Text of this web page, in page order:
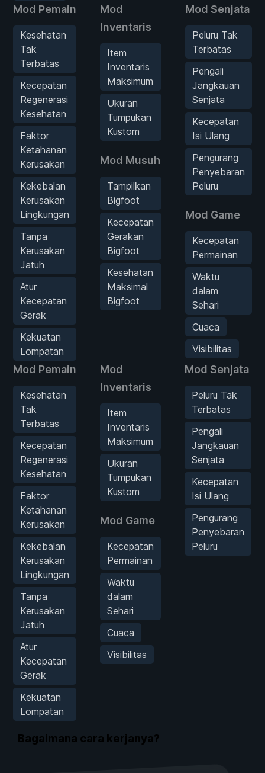
Mod Pemain
Kesehatan
Tak
Terbatas
Kecepatan
Regenerasi
Kesehatan
Faktor
Ketahanan
Kerusakan
Kekebalan
Kerusakan
Lingkungan
Tanpa
Kerusakan
Jatuh
Atur
Kecepatan
Gerak
Kekuatan
Lompatan
Mod
Inventaris
Item
Inventaris
Maksimum
Ukuran
Tumpukan
Kustom
Mod Musuh
Tampilkan
Bigfoot
Kecepatan
Gerakan
Bigfoot
Kesehatan
Maksimal
Bigfoot
Mod Senjata
Peluru Tak
Terbatas
Pengali
Jangkauan
Senjata
Kecepatan
Isi Ulang
Pengurang
Penyebaran
Peluru
Mod Game
Kecepatan
Permainan
Waktu
dalam
Sehari
Cuaca
Visibilitas
Mod Pemain
Kesehatan
Tak
Terbatas
Kecepatan
Regenerasi
Kesehatan
Faktor
Ketahanan
Kerusakan
Kekebalan
Kerusakan
Lingkungan
Tanpa
Kerusakan
Jatuh
Atur
Kecepatan
Gerak
Kekuatan
Lompatan
Mod
Inventaris
Item
Inventaris
Maksimum
Ukuran
Tumpukan
Kustom
Mod Game
Kecepatan
Permainan
Waktu
dalam
Sehari
Cuaca
Visibilitas
Mod Senjata
Peluru Tak
Terbatas
Pengali
Jangkauan
Senjata
Kecepatan
Isi Ulang
Pengurang
Penyebaran
Peluru
Bagaimana cara kerjanya?